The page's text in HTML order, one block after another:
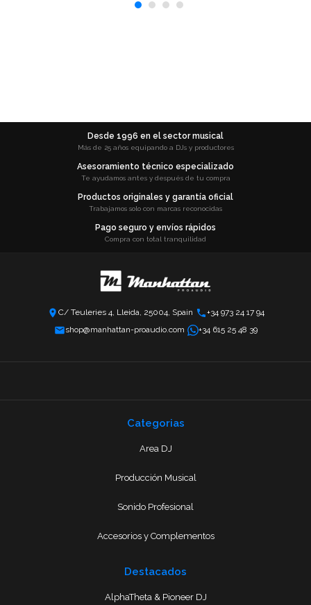
Desde 1996 en el sector musical
Más de 25 años equipando a DJs y productores
Asesoramiento técnico especializado
Te ayudamos antes y después de tu compra
Productos originales y garantía oficial
Trabajamos solo con marcas reconocidas
Pago seguro y envíos rápidos
Compra con total tranquilidad
C/ Teuleries 4, Lleida, 25004, Spain
+34 973 24 17 94
shop@manhattan-proaudio.com
+34 615 25 48 39
Categorias
Area DJ
Producción Musical
Sonido Profesional
Accesorios y Complementos
Destacados
AlphaTheta & Pioneer DJ